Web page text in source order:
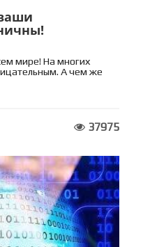
мире! На многих
А чем же
37975